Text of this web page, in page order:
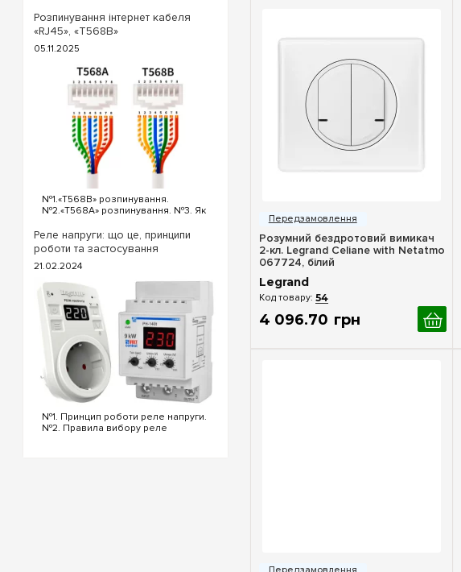
Розумний бездротовий вимикач
2-кл. Legrand Celiane with Netatmo
067724, білий
Legrand
54
4 096.70 грн
вимикача. Для реалізації схеми
прохідних вимикачів з трьох точок
будуть потрібні наступні вимикачі:
Два од...
Розпинування інтернет кабеля
«RJ45», «T568B»
05.11.2025
№1.«T568B» розпинування.
№2.«T568A» розпинування. №3. Як
«T568B» розпинування інтернет
кабелю Порядок проводів схеми
«T568B»: «T568B» 1...
Реле напруги: що це, принципи
роботи та застосування
21.02.2024
№1. Принцип роботи реле напруги.
№2. Правила вибору реле